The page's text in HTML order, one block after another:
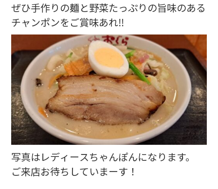
ぜひ手作りの麺と野菜たっぷりの旨味のある
チャンポンをご賞味あれ‼️
写真はレディースちゃんぽんになります。
ご来店お待ちしていまーす！